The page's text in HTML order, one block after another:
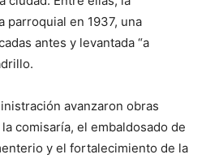
parroquial en 1937, una
antes y levantada “a
avanzaron obras
comisaría, el embaldosado de
y el fortalecimiento de la